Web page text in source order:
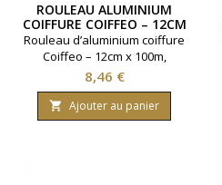
ROULEAU ALUMINIUM
COIFFURE COIFFEO – 12CM
X 100M – 15 MICRONS
Rouleau d’aluminium coiffure
Coiffeo – 12cm x 100m,
épaisseur 15 microns. Format
professionnel avec boîte
distributrice pour un usage
facile, hygiénique et sécurisé.
Prix
8,46 €
 Ajouter au panier